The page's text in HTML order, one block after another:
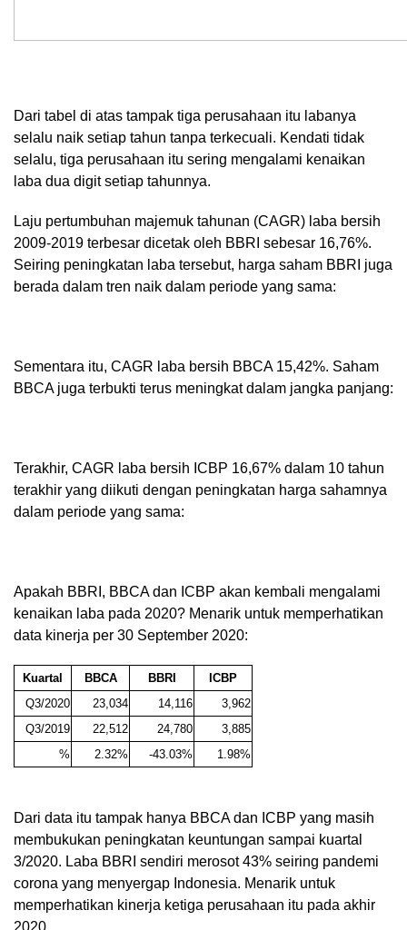
Dari tabel di atas tampak tiga perusahaan itu labanya
selalu naik setiap tahun tanpa terkecuali. Kendati tidak
selalu, tiga perusahaan itu sering mengalami kenaikan
laba dua digit setiap tahunnya.
Laju pertumbuhan majemuk tahunan (CAGR) laba bersih
2009-2019 terbesar dicetak oleh BBRI sebesar 16,76%.
Seiring peningkatan laba tersebut, harga saham BBRI juga
berada dalam tren naik dalam periode yang sama:
Sementara itu, CAGR laba bersih BBCA 15,42%. Saham
BBCA juga terbukti terus meningkat dalam jangka panjang:
Terakhir, CAGR laba bersih ICBP 16,67% dalam 10 tahun
terakhir yang diikuti dengan peningkatan harga sahamnya
dalam periode yang sama:
Apakah BBRI, BBCA dan ICBP akan kembali mengalami
kenaikan laba pada 2020? Menarik untuk memperhatikan
data kinerja per 30 September 2020:
Kuartal BBCA BBRI
ICBP
Q3/2020
23,034 14,116
3,962
Q3/2019
22,512 24,780
3,885
%
2.32% -43.03% 1.98%
Dari data itu tampak hanya BBCA dan ICBP yang masih
membukukan peningkatan keuntungan sampai kuartal
3/2020. Laba BBRI sendiri merosot 43% seiring pandemi
corona yang menyergap Indonesia. Menarik untuk
memperhatikan kinerja ketiga perusahaan itu pada akhir